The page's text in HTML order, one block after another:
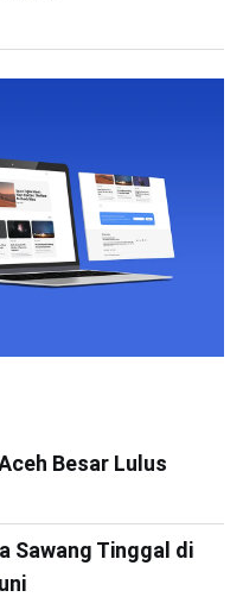
Besar Lulus
Sawang Tinggal di